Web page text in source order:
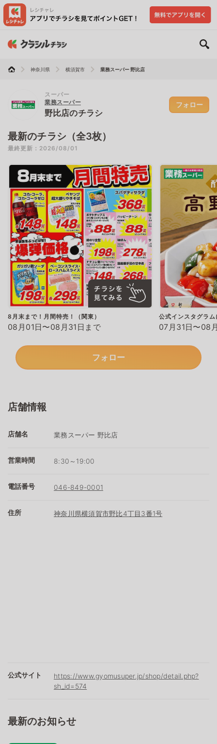
神奈川県 横須賀市 業務スーパー 野比店
スーパー
業務スーパー
野比店のチラシ
フォロー
最新のチラシ（全3枚）
最終更新：2026/08/01
8月末まで！月間特売！（関東）
08月01日〜08月31日まで
公式インスタグラ
07月31日〜08
フォロー
店舗情報
店舗名 業務スーパー 野比店
営業時間 8:30～19:00
電話番号 046-849-0001
住所 神奈川県横須賀市野比4丁目3番1号
公式サイト
https://www.gyomusuper.jp/shop/detail.php?
sh_id=574
最新のお知らせ